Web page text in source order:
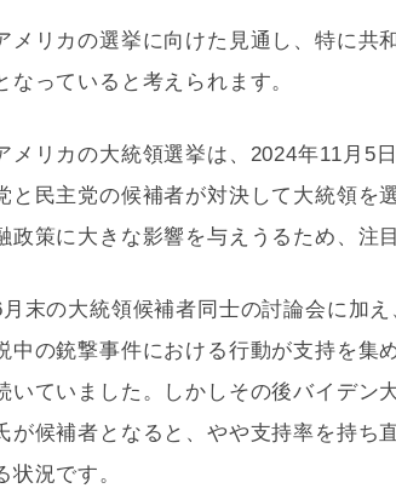
メリカの選挙に向けた見通し、特に共
なっていると考えられます。
メリカの大統領選挙は、2024年11月5
と民主党の候補者が対決して大統領を
政策に大きな影響を与えうるため、注
末の大統領候補者同士の討論会に加
中の銃撃事件における行動が支持を集
いていました。しかしその後バイデン
が候補者となると、やや支持率を持ち
状況です。